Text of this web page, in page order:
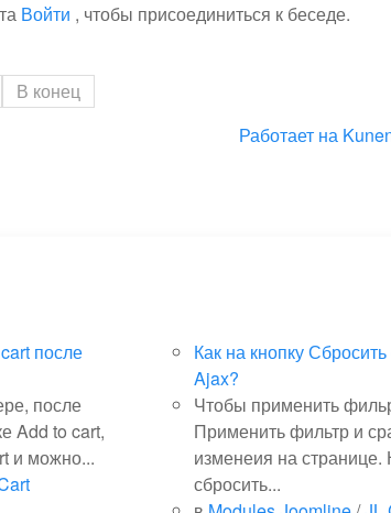
Войти , чтобы присоединиться к беседе.
В конец
Работает на
после
после
Add to cart,
и можно...
Как на кнопку
Ajax?
Чтобы применить
Применить фильтр и
изменеия на странице.
сбросить...